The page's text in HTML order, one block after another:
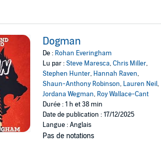
Dogman
De : Rohan Everingham
Lu par :Steve Maresca,Chris Miller,
Stephen Hunter, Hannah Raven,
Shaun-Anthony Robinson, Lauren Neil,
Jordana Wegman, Roy Wallace-Cant
Durée : 1 h et 38 min
Date de publication : 17/12/2025
Langue : Anglais
Pas de notations